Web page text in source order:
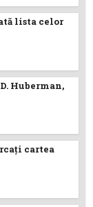
lista celor
Huberman,
cartea